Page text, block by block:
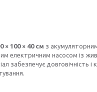
100 × 40 см з
електричним насосом із
забезпечує довговічність